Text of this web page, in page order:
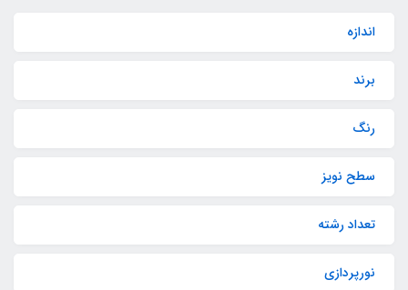
اندازه
برند
رنگ
سطح نویز
تعداد رشته
نورپردازی